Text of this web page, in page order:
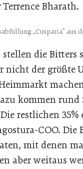
Bharath.
„Cusparia“ aus
die
nicht der größte
kommen
restlichen
COO.
mit denen
aber weitaus